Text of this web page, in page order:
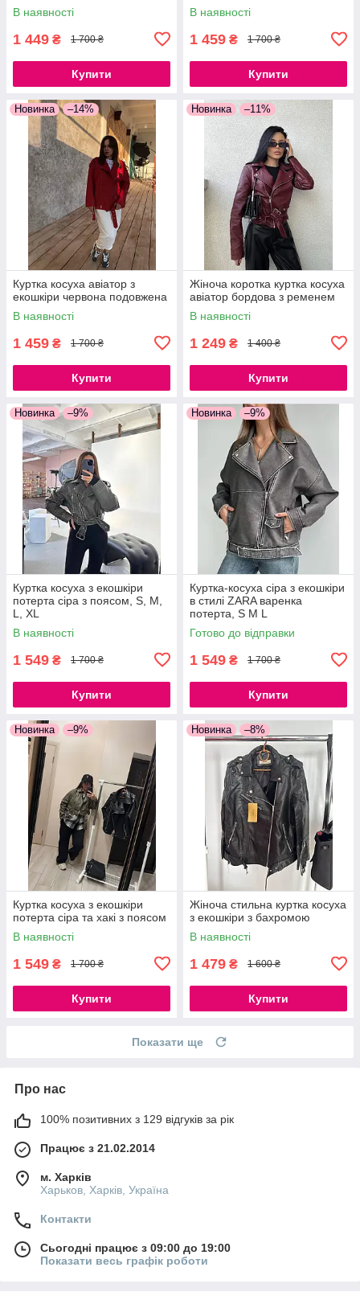
В наявності
1 449 ₴ 1 700 ₴
Купити
В наявності
1 459 ₴ 1 700 ₴
Купити
Новинка –14%
Куртка косуха авіатор з
екошкіри червона подовжена
В наявності
1 459 ₴ 1 700 ₴
Купити
Новинка –11%
Жіноча коротка куртка косуха
авіатор бордова з ременем
В наявності
1 249 ₴ 1 400 ₴
Купити
Новинка –9%
Куртка косуха з екошкіри
потерта сіра з поясом, S, M,
L, XL
В наявності
1 549 ₴ 1 700 ₴
Купити
Новинка –9%
Куртка-косуха сіра з екошкіри
в стилі ZARA варенка
потерта, S M L
Готово до відправки
1 549 ₴ 1 700 ₴
Купити
Новинка –9%
Куртка косуха з екошкіри
потерта сіра та хакі з поясом
В наявності
1 549 ₴ 1 700 ₴
Купити
Новинка –8%
Жіноча стильна куртка косуха
з екошкіри з бахромою
В наявності
1 479 ₴ 1 600 ₴
Купити
Показати ще
Про нас
100% позитивних з 129 відгуків за рік
Працює з 21.02.2014
м. Харків
Харьков, Харків, Україна
Контакти
Сьогодні працює з 09:00 до 19:00
Показати весь графік роботи